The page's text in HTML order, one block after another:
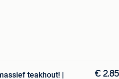
teakhout! |
€